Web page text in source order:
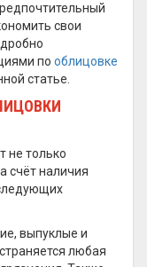
свои
по облицовке
статье.
не только
счёт наличия
выпуклые и
любая